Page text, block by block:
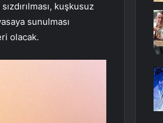
kuşkusuz
sunulması
olacak.